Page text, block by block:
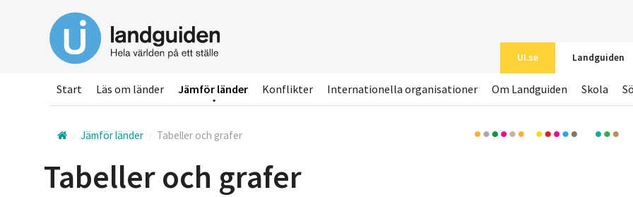
huvudinnehållet
UI.se Landguiden
Start Läs om länder Jämför länder Konflikter Internationella organisationer Om Landguiden Skola
Jämför länder Tabeller och grafer
Tabeller och grafer